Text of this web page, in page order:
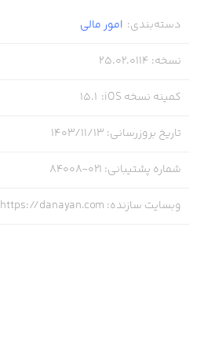
دسته‌بندی: امور ‌مالی
نسخه:
25.02.0114
کمینه نسخه iOS :
15.1
تاریخ بروزرسانی: ۱۴۰۳/۱۱/۱۳
شماره پشتیبانی:
021-84008
وبسایت سازنده:
https://danayan.com/